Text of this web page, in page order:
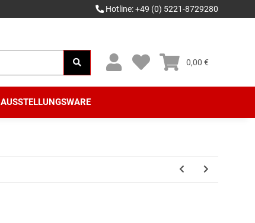
Hotline: +49 (0) 5221-8729280
0,00 €
AUSSTELLUNGSWARE